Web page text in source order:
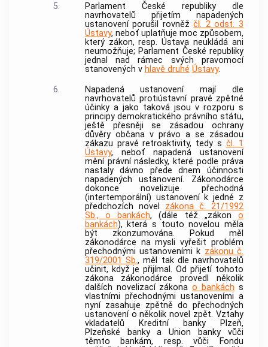
5.
Parlament České republiky dle
navrhovatelů přijetím napadených
ustanovení porušil rovněžčl. 2 odst. 3
Ústavy, neboť uplatňuje moc způsobem,
který zákon, resp. Ústava neukládá ani
neumožňuje; Parlament České republiky
jednal nad rámec svých pravomocí
stanovených v hlavě druhé Ústavy.
6.
Napadená ustanovení mají dle
navrhovatelů protiústavní pravé zpětné
účinky a jako taková jsou v rozporu s
principy demokratického právního státu,
ještě přesněji se zásadou ochrany
důvěry občana v právo a se zásadou
zákazu pravé retroaktivity, tedy sčl. 1
Ústavy, neboť napadená ustanovení
mění právní následky, které podle práva
nastaly dávno přede dnem účinnosti
napadených ustanovení. Zákonodárce
dokonce novelizuje přechodná
(intertemporální) ustanovení k jedné z
předchozích novel zákona č. 21/1992
Sb., o bankách, (dále též „zákon o
bankách), která s touto novelou měla
být zkonzumována. Pokud měl
zákonodárce na mysli vyřešit problém
přechodnými ustanoveními k zákonu č.
319/2001 Sb., měl tak dle navrhovatelů
učinit, když je přijímal. Od přijetí tohoto
zákona zákonodárce provedl několik
dalších novelizací zákonao bankách s
vlastními přechodnými ustanoveními a
nyní zasahuje zpětně do přechodných
ustanovení o několik novel zpět. Vztahy
vkladatelů Kreditní
bankyPlzeň,
Plzeňské
bankya Union banky vůči
těmto bankám, resp. vůči Fondu